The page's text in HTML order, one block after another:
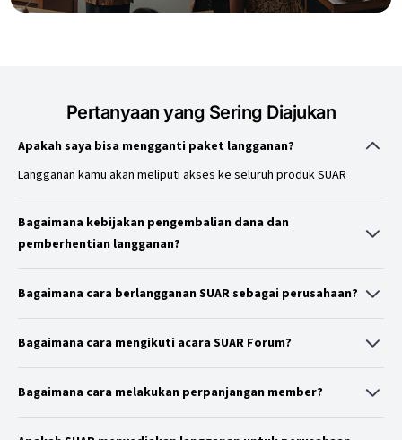
Pertanyaan yang Sering Diajukan
Apakah saya bisa mengganti paket langganan?
Langganan kamu akan meliputi akses ke seluruh produk SUAR
Bagaimana kebijakan pengembalian dana dan
pemberhentian langganan?
Tidak ada pengembalian dana untuk penghentian di tengah masa
pada jam kerja 06.00 – 16.00 WIB.
Bagaimana cara berlangganan SUAR sebagai perusahaan?
Silakan hubungi tim layanan pelanggan SUAR pada jam kerja 06.00 –
Email:cs@suar.id
WhatsApp:6287784960904
Bagaimana cara mengikuti acara SUAR Forum?
Setiap member akan menerima undangan resmi melalui email dan
memilih untuk hadir secara offline atau online (hybrid). Detail agenda
dan tata cara registrasi akan selalu diinformasikan sebelum acara
berlangsung.
Bagaimana cara melakukan perpanjangan member?
menghubungi tim layanan pelanggan kami. Jika menggunakan